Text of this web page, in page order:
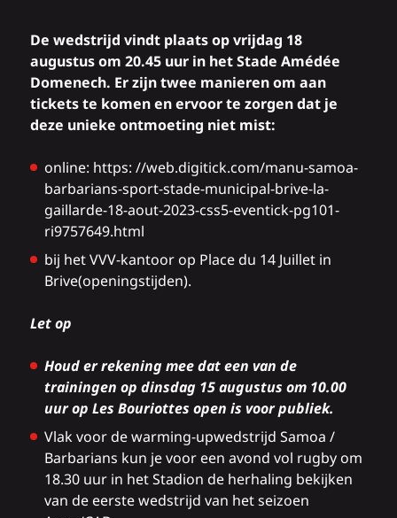
De wedstrijd vindt plaats op vrijdag 18
augustus om 20.45 uur in het Stade Amédée
Domenech. Er zijn twee manieren om aan
tickets te komen en ervoor te zorgen dat je
deze unieke ontmoeting niet mist:
online: https: //web.digitick.com/manu-samoa-
barbarians-sport-stade-municipal-brive-la-
gaillarde-18-aout-2023-css5-eventick-pg101-
ri9757649.html
bij het VVV-kantoor op Place du 14 Juillet in
Brive(openingstijden).
Let op
Houd er rekening mee dat een van de
trainingen op dinsdag 15 augustus om 10.00
uur op Les Bouriottes open is voor publiek.
Vlak voor de warming-upwedstrijd Samoa /
Barbarians kun je voor een avond vol rugby om
18.30 uur in het Stadion de herhaling bekijken
van de eerste wedstrijd van het seizoen